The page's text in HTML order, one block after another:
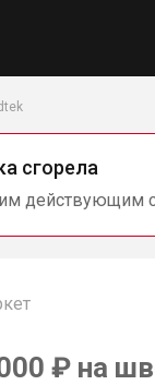
сгорела
действующим
₽ на